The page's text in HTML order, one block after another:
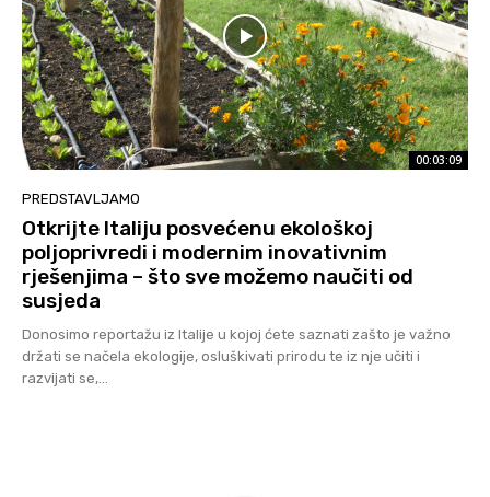
00:03:09
PREDSTAVLJAMO
Otkrijte Italiju posvećenu ekološkoj
poljoprivredi i modernim inovativnim
rješenjima – što sve možemo naučiti od
susjeda
Donosimo reportažu iz Italije u kojoj ćete saznati zašto je važno
držati se načela ekologije, osluškivati prirodu te iz nje učiti i
razvijati se,...